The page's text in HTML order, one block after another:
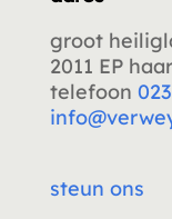
groot
2011 EP
telefoon
steun ons